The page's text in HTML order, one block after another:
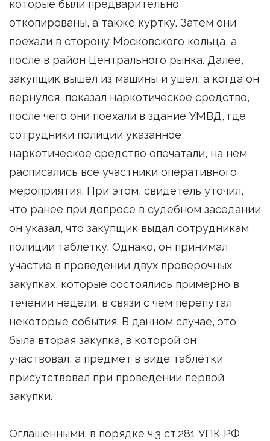
которые были предварительно
откопированы, а также куртку. Затем они
поехали в сторону Московского кольца, а
после в район Центрального рынка. Далее,
закупщик вышел из машины и ушел, а когда он
вернулся, показал наркотическое средство,
после чего они поехали в здание УМВД, где
сотрудники полиции указанное
наркотическое средство опечатали, на нем
расписались все участники оперативного
мероприятия. При этом, свидетель уточил,
что ранее при допросе в судебном заседании
он указал, что закупщик выдал сотрудникам
полиции таблетку. Однако, он принимал
участие в проведении двух проверочных
закупках, которые состоялись примерно в
течении недели, в связи с чем перепутал
некоторые события. В данном случае, это
была вторая закупка, в которой он
участвовал, а предмет в виде таблетки
присутствовал при проведении первой
закупки.
Оглашенными, в порядке ч.3 ст.281 УПК РФ